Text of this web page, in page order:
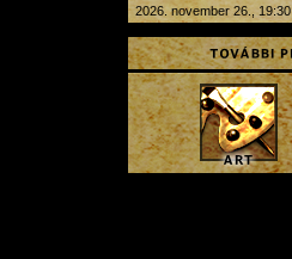
2026. november 26., 19:30